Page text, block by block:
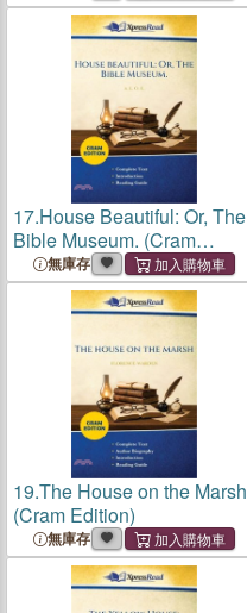
17.House Beautiful: Or, The
Bible Museum. (Cram
Edition)
無庫存
19.The House on the Marsh
(Cram Edition)
無庫存